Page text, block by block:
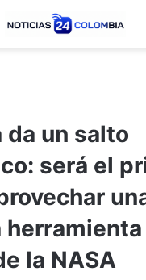
da un salto
será el
herramienta
la NASA